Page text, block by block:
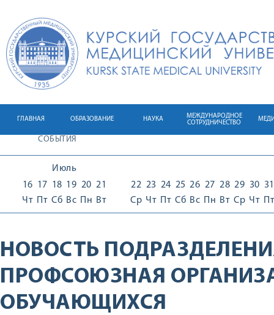
ГЛАВНАЯ ОБРАЗОВАНИЕ НАУКА
МЕЖДУНАРОДНОЕ
СОТРУДНИЧЕСТВО
СОБЫТИЯ
Июль
16
Чт
17
Пт
18
Сб
19
Вс
20
Пн
21
Вт
22
Ср
23
Чт
24
Пт
25
Сб
26
Вс
27
Пн
28
Вт
29
Ср
30
Чт
31
Пт
НОВОСТЬ
ПРОФСОЮЗНАЯ
ОБУЧАЮЩИХСЯ